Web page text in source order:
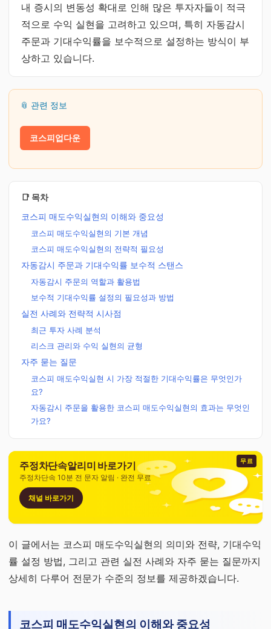
내 증시의 변동성 확대로 인해 많은 투자자들이 적극
적으로 수익 실현을 고려하고 있으며, 특히 자동감시
주문과 기대수익률을 보수적으로 설정하는 방식이 부
상하고 있습니다.
📎 관련 정보
코스피업다운
📑 목차
코스피 매도수익실현의 이해와 중요성
코스피 매도수익실현의 기본 개념
코스피 매도수익실현의 전략적 필요성
자동감시 주문과 기대수익률 보수적 스탠스
자동감시 주문의 역할과 활용법
보수적 기대수익률 설정의 필요성과 방법
실전 사례와 전략적 시사점
최근 투자 사례 분석
리스크 관리와 수익 실현의 균형
자주 묻는 질문
코스피 매도수익실현 시 가장 적절한 기대수익률은 무엇인가
요?
자동감시 주문을 활용한 코스피 매도수익실현의 효과는 무엇인
가요?
무료
주정차단속알리미 바로가기
주정차단속 10분 전 문자 알림 · 완전 무료
채널 바로가기
이 글에서는 코스피 매도수익실현의 의미와 전략, 기대수익
률 설정 방법, 그리고 관련 실전 사례와 자주 묻는 질문까지
상세히 다루어 전문가 수준의 정보를 제공하겠습니다.
코스피 매도수익실현의 이해와 중요성